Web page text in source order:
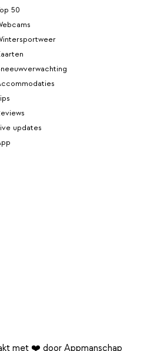
50
updates
met ❤️ door Appmanschap